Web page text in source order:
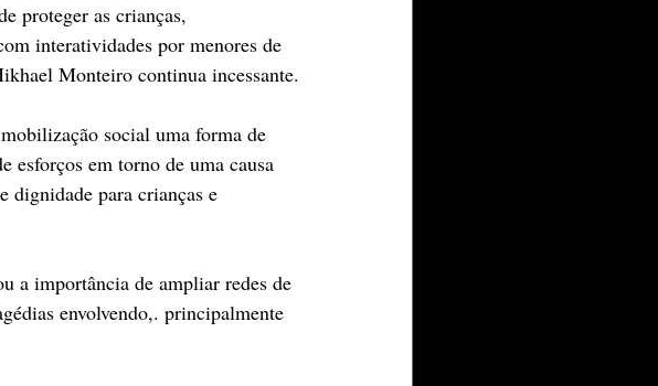
proteger as crianças,
interatividades por menores de
Monteiro continua incessante.
social uma forma de
esforços em torno de uma causa
dignidade para crianças e
a importância de ampliar redes de
envolvendo,. principalmente